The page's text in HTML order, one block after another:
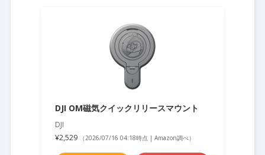
DJI OM磁気クイックリリースマウント
DJI
¥2,529
（2026/07/16 04:18時点 | Amazon調べ）